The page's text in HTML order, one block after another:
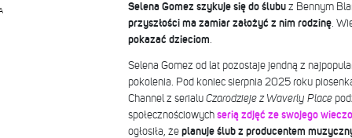
Selena Gomez szykuje się do ślubu z Bennym
przyszłości ma zamiar założyć z nim rodzinę.
pokazać dzieciom.
Selena Gomez od lat pozostaje jendną z
pokolenia. Pod koniec sierpnia 2025 roku
Channel z serialuCzarodzieje z Waverly Place
społecznościowych serią zdjęć ze swojego
ogłosiła, że planuje ślub z producentem